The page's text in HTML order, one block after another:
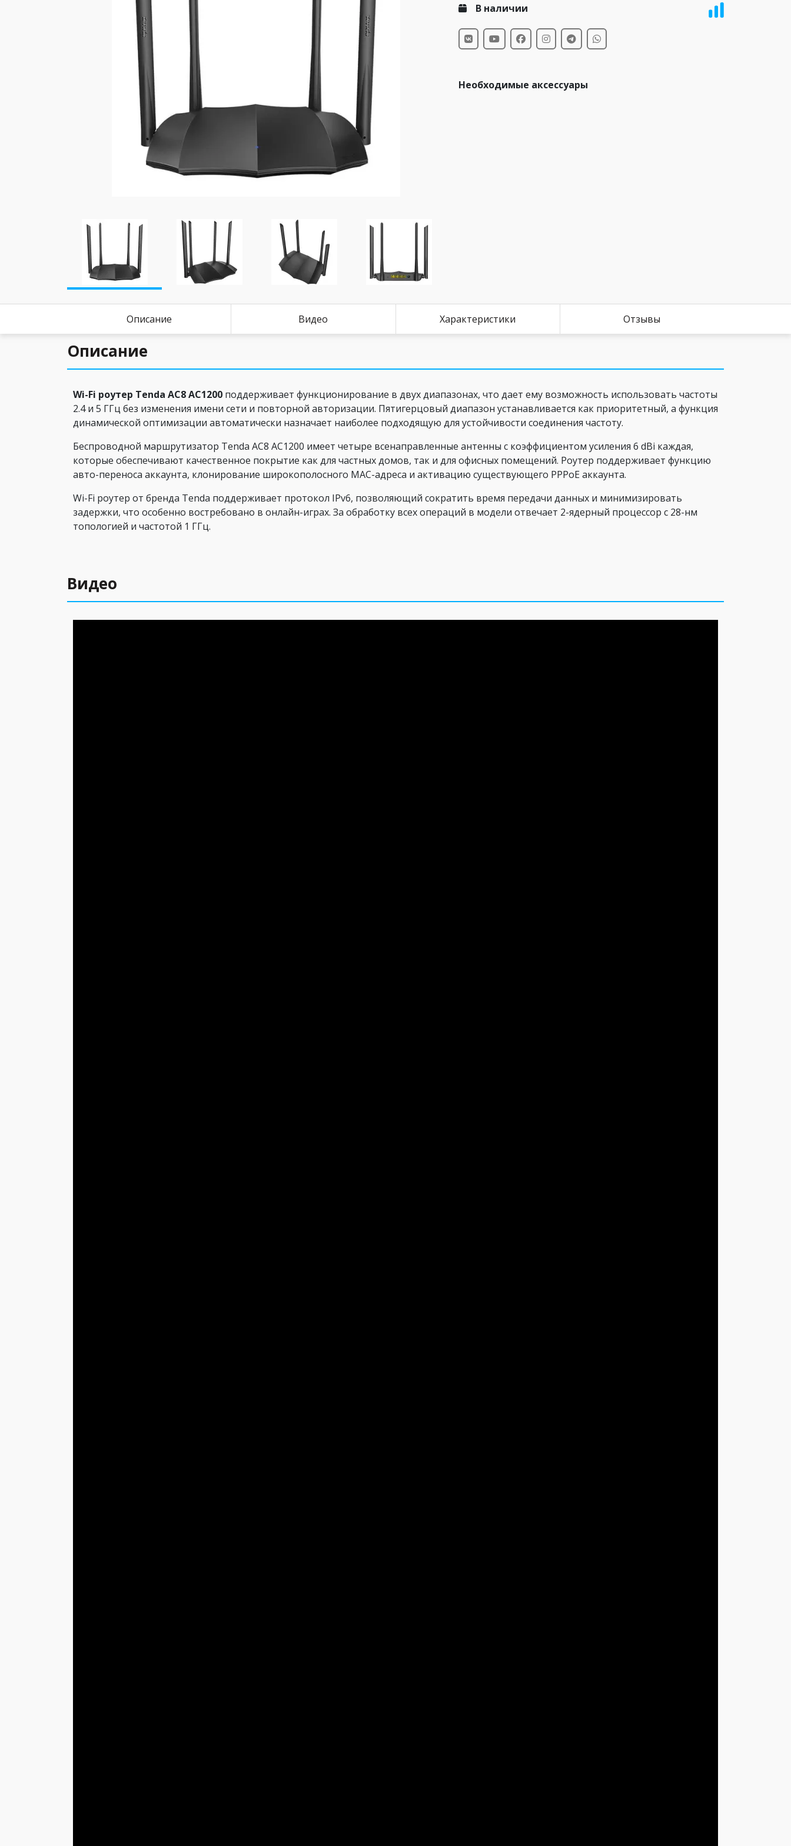
В наличии
Необходимые аксессуары
Описание Видео Характеристики Отзывы
Описание
Wi-Fi роутер Tenda AC8 AC1200 поддерживает функционирование в двух диапазонах, что дает ему возможность использовать частоты
2.4 и 5 ГГц без изменения имени сети и повторной авторизации. Пятигерцовый диапазон устанавливается как приоритетный, а функция
динамической оптимизации автоматически назначает наиболее подходящую для устойчивости соединения частоту.
Беспроводной маршрутизатор Tenda AC8 AC1200 имеет четыре всенаправленные антенны с коэффициентом усиления 6 dBi каждая,
которые обеспечивают качественное покрытие как для частных домов, так и для офисных помещений. Роутер поддерживает функцию
авто-переноса аккаунта, клонирование широкополосного MAC-адреса и активацию существующего PPPoE аккаунта.
Wi-Fi роутер от бренда Tenda поддерживает протокол IPv6, позволяющий сократить время передачи данных и минимизировать
задержки, что особенно востребовано в онлайн-играх. За обработку всех операций в модели отвечает 2-ядерный процессор с 28-нм
топологией и частотой 1 ГГц.
Видео